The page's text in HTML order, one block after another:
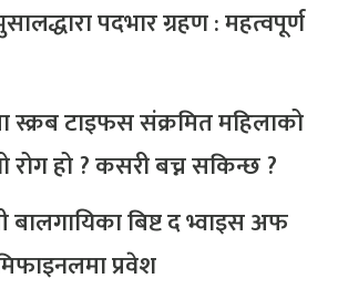
पदभार ग्रहण : महत्वपूर्ण
स्क्रब टाइफस संक्रमित महिलाको
रोग हो ? कसरी बच्न सकिन्छ ?
बालगायिका बिष्ट द भ्वाइस अफ
प्रवेश